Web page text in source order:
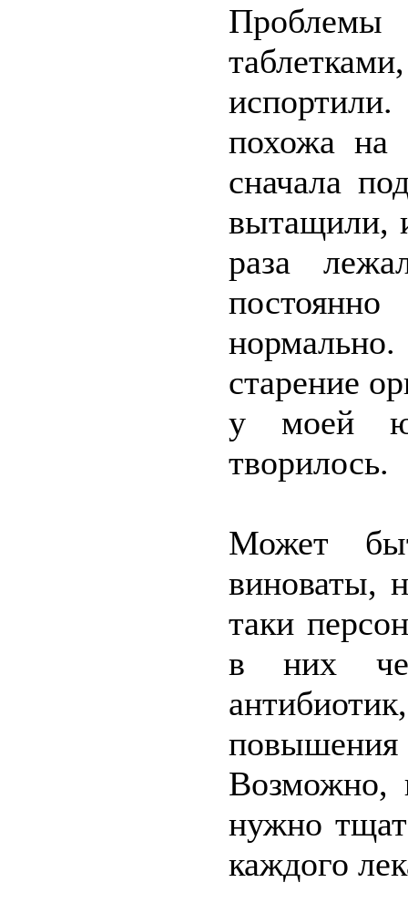
похожа на
сначала
вытащили,
раза
старение
у моей
творилось.
Может
виноваты,
таки
в них
Возможно,
нужно
каждого